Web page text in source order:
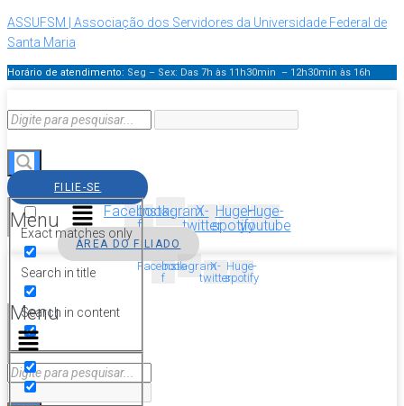
ASSUFSM | Associação dos Servidores da Universidade Federal de
Santa Maria
Horário de atendimento: Seg – Sex: Das 7h às 11h30min – 12h30min às 16h
Exact matches only
Search in title
Search in content
Menu
FILIE-SE
Facebook-
f
InstagramX-
twitter
Huge-
spotify
Huge-
youtube
ÁREA DO FILIADO
Facebook-
f
InstagramX-
twitter
Huge-
spotify
Menu